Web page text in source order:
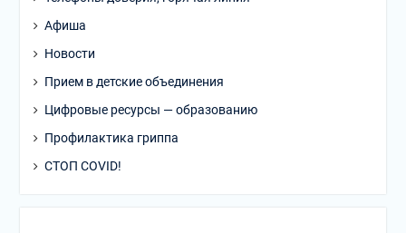
Афиша
Новости
Прием в детские объединения
Цифровые ресурсы — образованию
Профилактика гриппа
СТОП COVID!